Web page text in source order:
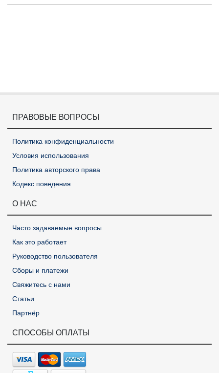
ПРАВОВЫЕ ВОПРОСЫ
Политика конфиденциальности
Условия использования
Политика авторского права
Кодекс поведения
О НАС
Часто задаваемые вопросы
Как это работает
Руководство пользователя
Сборы и платежи
Свяжитесь с нами
Статьи
Партнёр
СПОСОБЫ ОПЛАТЫ